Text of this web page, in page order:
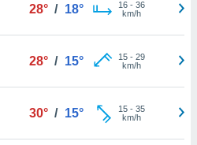
28° / 18° 16- 36
km/h
28° / 15° 15- 29
km/h
30° / 15° 15- 35
km/h